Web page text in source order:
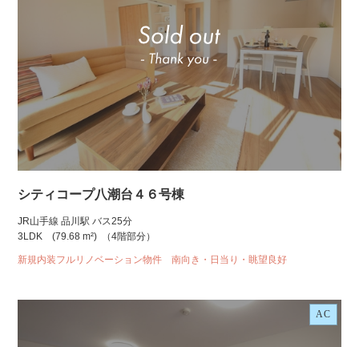
シティコープ八潮台４６号棟
JR山手線 品川駅 バス25分
3LDK
(79.68 m²) （4階部分）
新規内装フルリノベーション物件 南向き・日当り・眺望良好
AC